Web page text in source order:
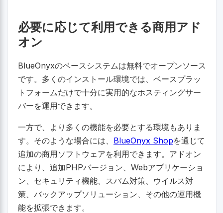
必要に応じて利用できる商用アド
オン
BlueOnyxのベースシステムは無料でオープンソース
です。多くのインストール環境では、ベースプラッ
トフォームだけで十分に実用的なホスティングサー
バーを運用できます。
一方で、より多くの機能を必要とする環境もありま
す。そのような場合には、 BlueOnyx Shopを通じて
追加の商用ソフトウェアを利用できます。アドオン
により、追加PHPバージョン、Webアプリケーショ
ン、セキュリティ機能、スパム対策、ウイルス対
策、バックアップソリューション、その他の運用機
能を拡張できます。